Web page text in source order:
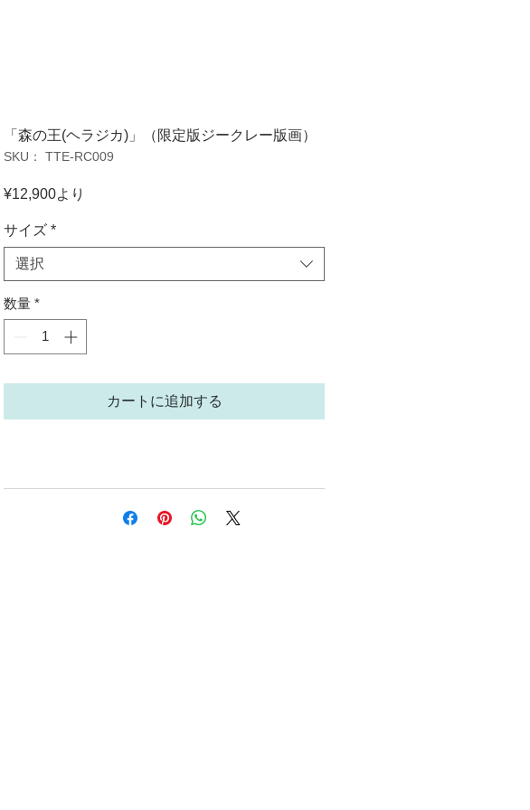
「森の王(ヘラジカ)」（限定版ジークレー版画）
SKU： TTE-RC009
¥12,900より
価
サイズ *
選択
数量 *
カートに追加する